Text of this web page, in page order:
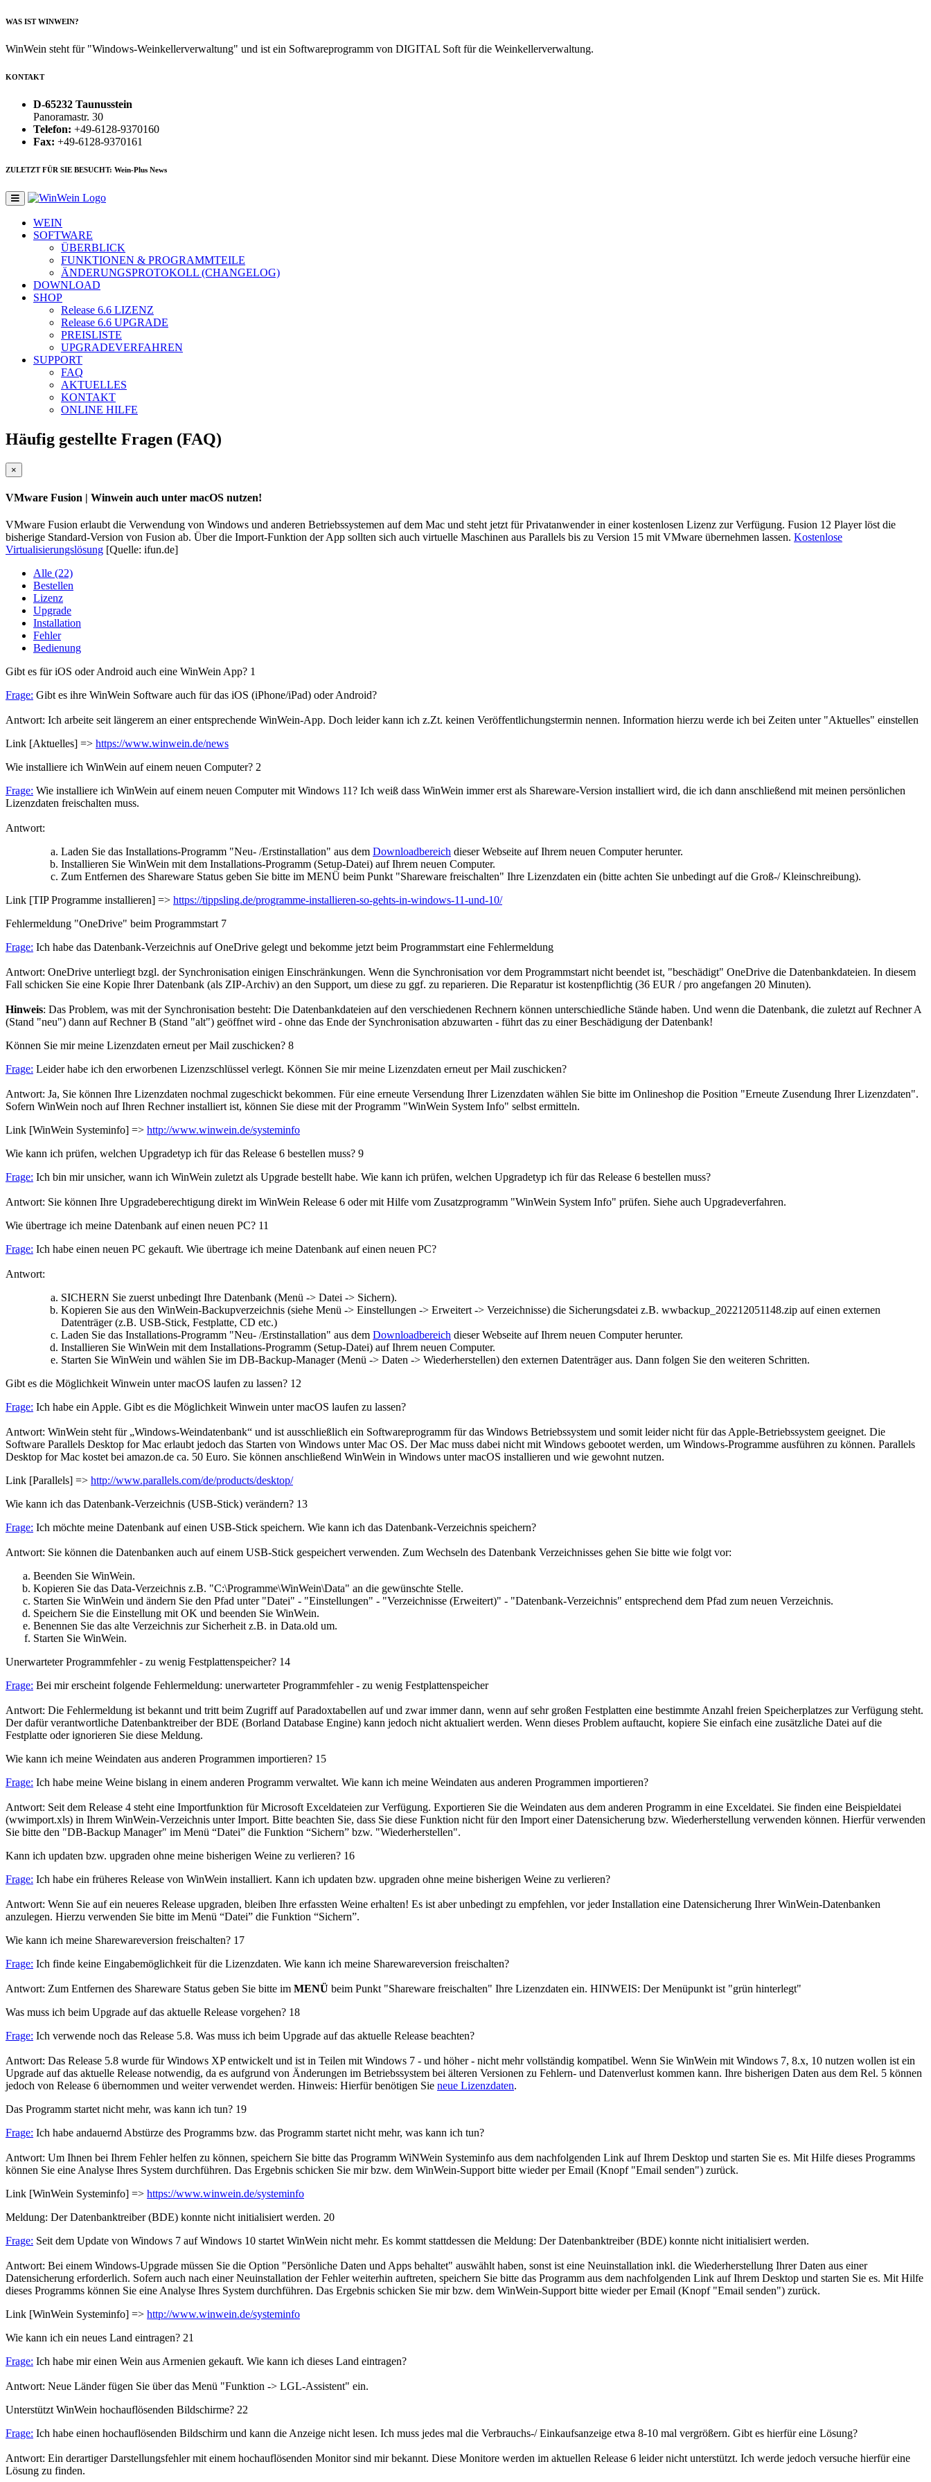
WAS IST WINWEIN?
WinWein steht für "Windows-Weinkellerverwaltung" und ist ein Softwareprogramm von DIGITAL Soft für die Weinkellerverwaltung.
KONTAKT
D-65232 Taunusstein
Panoramastr. 30
Telefon: +49-6128-9370160
Fax: +49-6128-9370161
ZULETZT FÜR SIE BESUCHT: Wein-Plus News
WEIN
SOFTWARE
ÜBERBLICK
FUNKTIONEN & PROGRAMMTEILE
ÄNDERUNGSPROTOKOLL (CHANGELOG)
DOWNLOAD
SHOP
Release 6.6 LIZENZ
Release 6.6 UPGRADE
PREISLISTE
UPGRADEVERFAHREN
SUPPORT
FAQ
AKTUELLES
KONTAKT
ONLINE HILFE
Häufig gestellte Fragen (FAQ)
×
VMware Fusion | Winwein auch unter macOS nutzen!
VMware Fusion erlaubt die Verwendung von Windows und anderen Betriebssystemen auf dem Mac und steht jetzt für Privatanwender in einer kostenlosen Lizenz zur Verfügung. Fusion 12 Player löst die
bisherige Standard-Version von Fusion ab. Über die Import-Funktion der App sollten sich auch virtuelle Maschinen aus Parallels bis zu Version 15 mit VMware übernehmen lassen. Kostenlose
Virtualisierungslösung [Quelle: ifun.de]
Alle (22)
Bestellen
Lizenz
Upgrade
Installation
Fehler
Bedienung
Gibt es für iOS oder Android auch eine WinWein App? 1
Frage: Gibt es ihre WinWein Software auch für das iOS (iPhone/iPad) oder Android?
Antwort: Ich arbeite seit längerem an einer entsprechende WinWein-App. Doch leider kann ich z.Zt. keinen Veröffentlichungstermin nennen. Information hierzu werde ich bei Zeiten unter "Aktuelles" einstellen
Link [Aktuelles] => https://www.winwein.de/news
Wie installiere ich WinWein auf einem neuen Computer? 2
Frage: Wie installiere ich WinWein auf einem neuen Computer mit Windows 11? Ich weiß dass WinWein immer erst als Shareware-Version installiert wird, die ich dann anschließend mit meinen persönlichen
Lizenzdaten freischalten muss.
Antwort:
Laden Sie das Installations-Programm "Neu- /Erstinstallation" aus dem Downloadbereich dieser Webseite auf Ihrem neuen Computer herunter.
Installieren Sie WinWein mit dem Installations-Programm (Setup-Datei) auf Ihrem neuen Computer.
Zum Entfernen des Shareware Status geben Sie bitte im MENÜ beim Punkt "Shareware freischalten" Ihre Lizenzdaten ein (bitte achten Sie unbedingt auf die Groß-/ Kleinschreibung).
Link [TIP Programme installieren] => https://tippsling.de/programme-installieren-so-gehts-in-windows-11-und-10/
Fehlermeldung "OneDrive" beim Programmstart 7
Frage: Ich habe das Datenbank-Verzeichnis auf OneDrive gelegt und bekomme jetzt beim Programmstart eine Fehlermeldung
Antwort: OneDrive unterliegt bzgl. der Synchronisation einigen Einschränkungen. Wenn die Synchronisation vor dem Programmstart nicht beendet ist, "beschädigt" OneDrive die Datenbankdateien. In diesem
Fall schicken Sie eine Kopie Ihrer Datenbank (als ZIP-Archiv) an den Support, um diese zu ggf. zu reparieren. Die Reparatur ist kostenpflichtig (36 EUR / pro angefangen 20 Minuten).
Hinweis: Das Problem, was mit der Synchronisation besteht: Die Datenbankdateien auf den verschiedenen Rechnern können unterschiedliche Stände haben. Und wenn die Datenbank, die zuletzt auf Rechner A
(Stand "neu") dann auf Rechner B (Stand "alt") geöffnet wird - ohne das Ende der Synchronisation abzuwarten - führt das zu einer Beschädigung der Datenbank!
Können Sie mir meine Lizenzdaten erneut per Mail zuschicken? 8
Frage: Leider habe ich den erworbenen Lizenzschlüssel verlegt. Können Sie mir meine Lizenzdaten erneut per Mail zuschicken?
Antwort: Ja, Sie können Ihre Lizenzdaten nochmal zugeschickt bekommen. Für eine erneute Versendung Ihrer Lizenzdaten wählen Sie bitte im Onlineshop die Position "Erneute Zusendung Ihrer Lizenzdaten".
Sofern WinWein noch auf Ihren Rechner installiert ist, können Sie diese mit der Programm "WinWein System Info" selbst ermitteln.
Link [WinWein Systeminfo] => http://www.winwein.de/systeminfo
Wie kann ich prüfen, welchen Upgradetyp ich für das Release 6 bestellen muss? 9
Frage: Ich bin mir unsicher, wann ich WinWein zuletzt als Upgrade bestellt habe. Wie kann ich prüfen, welchen Upgradetyp ich für das Release 6 bestellen muss?
Antwort: Sie können Ihre Upgradeberechtigung direkt im WinWein Release 6 oder mit Hilfe vom Zusatzprogramm "WinWein System Info" prüfen. Siehe auch Upgradeverfahren.
Wie übertrage ich meine Datenbank auf einen neuen PC? 11
Frage: Ich habe einen neuen PC gekauft. Wie übertrage ich meine Datenbank auf einen neuen PC?
Antwort:
SICHERN Sie zuerst unbedingt Ihre Datenbank (Menü -> Datei -> Sichern).
Kopieren Sie aus den WinWein-Backupverzeichnis (siehe Menü -> Einstellungen -> Erweitert -> Verzeichnisse) die Sicherungsdatei z.B. wwbackup_202212051148.zip auf einen externen
Datenträger (z.B. USB-Stick, Festplatte, CD etc.)
Laden Sie das Installations-Programm "Neu- /Erstinstallation" aus dem Downloadbereich dieser Webseite auf Ihrem neuen Computer herunter.
Installieren Sie WinWein mit dem Installations-Programm (Setup-Datei) auf Ihrem neuen Computer.
Starten Sie WinWein und wählen Sie im DB-Backup-Manager (Menü -> Daten -> Wiederherstellen) den externen Datenträger aus. Dann folgen Sie den weiteren Schritten.
Gibt es die Möglichkeit Winwein unter macOS laufen zu lassen? 12
Frage: Ich habe ein Apple. Gibt es die Möglichkeit Winwein unter macOS laufen zu lassen?
Antwort: WinWein steht für „Windows-Weindatenbank“ und ist ausschließlich ein Softwareprogramm für das Windows Betriebssystem und somit leider nicht für das Apple-Betriebssystem geeignet. Die
Software Parallels Desktop for Mac erlaubt jedoch das Starten von Windows unter Mac OS. Der Mac muss dabei nicht mit Windows gebootet werden, um Windows-Programme ausführen zu können. Parallels
Desktop for Mac kostet bei amazon.de ca. 50 Euro. Sie können anschließend WinWein in Windows unter macOS installieren und wie gewohnt nutzen.
Link [Parallels] => http://www.parallels.com/de/products/desktop/
Wie kann ich das Datenbank-Verzeichnis (USB-Stick) verändern? 13
Frage: Ich möchte meine Datenbank auf einen USB-Stick speichern. Wie kann ich das Datenbank-Verzeichnis speichern?
Antwort: Sie können die Datenbanken auch auf einem USB-Stick gespeichert verwenden. Zum Wechseln des Datenbank Verzeichnisses gehen Sie bitte wie folgt vor:
Beenden Sie WinWein.
Kopieren Sie das Data-Verzeichnis z.B. "C:\Programme\WinWein\Data" an die gewünschte Stelle.
Starten Sie WinWein und ändern Sie den Pfad unter "Datei" - "Einstellungen" - "Verzeichnisse (Erweitert)" - "Datenbank-Verzeichnis" entsprechend dem Pfad zum neuen Verzeichnis.
Speichern Sie die Einstellung mit OK und beenden Sie WinWein.
Benennen Sie das alte Verzeichnis zur Sicherheit z.B. in Data.old um.
Starten Sie WinWein.
Unerwarteter Programmfehler - zu wenig Festplattenspeicher? 14
Frage: Bei mir erscheint folgende Fehlermeldung: unerwarteter Programmfehler - zu wenig Festplattenspeicher
Antwort: Die Fehlermeldung ist bekannt und tritt beim Zugriff auf Paradoxtabellen auf und zwar immer dann, wenn auf sehr großen Festplatten eine bestimmte Anzahl freien Speicherplatzes zur Verfügung steht.
Der dafür verantwortliche Datenbanktreiber der BDE (Borland Database Engine) kann jedoch nicht aktualiert werden. Wenn dieses Problem auftaucht, kopiere Sie einfach eine zusätzliche Datei auf die
Festplatte oder ignorieren Sie diese Meldung.
Wie kann ich meine Weindaten aus anderen Programmen importieren? 15
Frage: Ich habe meine Weine bislang in einem anderen Programm verwaltet. Wie kann ich meine Weindaten aus anderen Programmen importieren?
Antwort: Seit dem Release 4 steht eine Importfunktion für Microsoft Exceldateien zur Verfügung. Exportieren Sie die Weindaten aus dem anderen Programm in eine Exceldatei. Sie finden eine Beispieldatei
(wwimport.xls) in Ihrem WinWein-Verzeichnis unter Import. Bitte beachten Sie, dass Sie diese Funktion nicht für den Import einer Datensicherung bzw. Wiederherstellung verwenden können. Hierfür verwenden
Sie bitte den "DB-Backup Manager" im Menü “Datei” die Funktion “Sichern” bzw. "Wiederherstellen".
Kann ich updaten bzw. upgraden ohne meine bisherigen Weine zu verlieren? 16
Frage: Ich habe ein früheres Release von WinWein installiert. Kann ich updaten bzw. upgraden ohne meine bisherigen Weine zu verlieren?
Antwort: Wenn Sie auf ein neueres Release upgraden, bleiben Ihre erfassten Weine erhalten! Es ist aber unbedingt zu empfehlen, vor jeder Installation eine Datensicherung Ihrer WinWein-Datenbanken
anzulegen. Hierzu verwenden Sie bitte im Menü “Datei” die Funktion “Sichern”.
Wie kann ich meine Sharewareversion freischalten? 17
Frage: Ich finde keine Eingabemöglichkeit für die Lizenzdaten. Wie kann ich meine Sharewareversion freischalten?
Antwort: Zum Entfernen des Shareware Status geben Sie bitte im MENÜ beim Punkt "Shareware freischalten" Ihre Lizenzdaten ein. HINWEIS: Der Menüpunkt ist "grün hinterlegt"
Was muss ich beim Upgrade auf das aktuelle Release vorgehen? 18
Frage: Ich verwende noch das Release 5.8. Was muss ich beim Upgrade auf das aktuelle Release beachten?
Antwort: Das Release 5.8 wurde für Windows XP entwickelt und ist in Teilen mit Windows 7 - und höher - nicht mehr vollständig kompatibel. Wenn Sie WinWein mit Windows 7, 8.x, 10 nutzen wollen ist ein
Upgrade auf das aktuelle Release notwendig, da es aufgrund von Änderungen im Betriebssystem bei älteren Versionen zu Fehlern- und Datenverlust kommen kann. Ihre bisherigen Daten aus dem Rel. 5 können
jedoch von Release 6 übernommen und weiter verwendet werden. Hinweis: Hierfür benötigen Sie neue Lizenzdaten.
Das Programm startet nicht mehr, was kann ich tun? 19
Frage: Ich habe andauernd Abstürze des Programms bzw. das Programm startet nicht mehr, was kann ich tun?
Antwort: Um Ihnen bei Ihrem Fehler helfen zu können, speichern Sie bitte das Programm WiNWein Systeminfo aus dem nachfolgenden Link auf Ihrem Desktop und starten Sie es. Mit Hilfe dieses Programms
können Sie eine Analyse Ihres System durchführen. Das Ergebnis schicken Sie mir bzw. dem WinWein-Support bitte wieder per Email (Knopf "Email senden") zurück.
Link [WinWein Systeminfo] => https://www.winwein.de/systeminfo
Meldung: Der Datenbanktreiber (BDE) konnte nicht initialisiert werden. 20
Frage: Seit dem Update von Windows 7 auf Windows 10 startet WinWein nicht mehr. Es kommt stattdessen die Meldung: Der Datenbanktreiber (BDE) konnte nicht initialisiert werden.
Antwort: Bei einem Windows-Upgrade müssen Sie die Option "Persönliche Daten und Apps behaltet" auswählt haben, sonst ist eine Neuinstallation inkl. die Wiederherstellung Ihrer Daten aus einer
Datensicherung erforderlich. Sofern auch nach einer Neuinstallation der Fehler weiterhin auftreten, speichern Sie bitte das Programm aus dem nachfolgenden Link auf Ihrem Desktop und starten Sie es. Mit Hilfe
dieses Programms können Sie eine Analyse Ihres System durchführen. Das Ergebnis schicken Sie mir bzw. dem WinWein-Support bitte wieder per Email (Knopf "Email senden") zurück.
Link [WinWein Systeminfo] => http://www.winwein.de/systeminfo
Wie kann ich ein neues Land eintragen? 21
Frage: Ich habe mir einen Wein aus Armenien gekauft. Wie kann ich dieses Land eintragen?
Antwort: Neue Länder fügen Sie über das Menü "Funktion -> LGL-Assistent" ein.
Unterstützt WinWein hochauflösenden Bildschirme? 22
Frage: Ich habe einen hochauflösenden Bildschirm und kann die Anzeige nicht lesen. Ich muss jedes mal die Verbrauchs-/ Einkaufsanzeige etwa 8-10 mal vergrößern. Gibt es hierfür eine Lösung?
Antwort: Ein derartiger Darstellungsfehler mit einem hochauflösenden Monitor sind mir bekannt. Diese Monitore werden im aktuellen Release 6 leider nicht unterstützt. Ich werde jedoch versuche hierfür eine
Lösung zu finden.